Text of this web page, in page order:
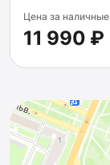
Цена за наличные
11 990 ₽